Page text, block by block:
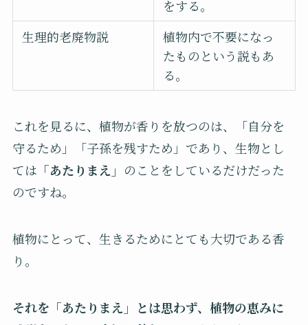
をする。
生理的老廃物説
植物内で不要になっ
たものという説もあ
る。
これを見るに、植物が香りを放つのは、「自分を
守るため」「子孫を残すため」であり、生物とし
ては 「あたりまえ」 のことをしているだけだった
のですね。
植物にとって、生きるためにとても大切である香
り。
それを「あたりまえ」とは思わず、植物の恵みに